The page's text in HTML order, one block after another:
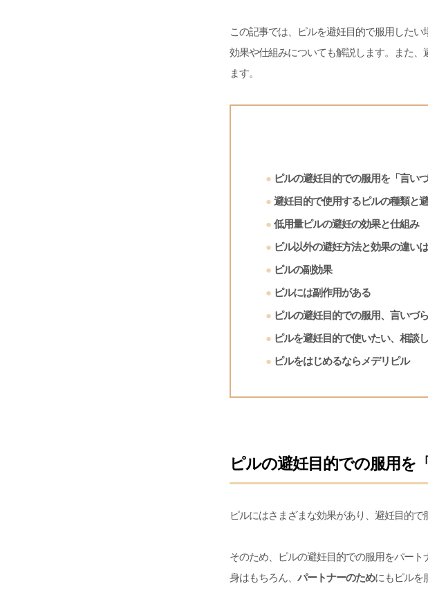
この記事では、ピルを避妊目的で服用した
効果や仕組みについても解説します。また
ます。
ピルの避妊目的での服用を「言い
避妊目的で使用するピルの種類と
低用量ピルの避妊の効果と仕組み
ピル以外の避妊方法と効果の違い
ピルの副効果
ピルには副作用がある
ピルの避妊目的での服用、言いづ
ピルを避妊目的で使いたい、相談
ピルをはじめるならメデリピル
ピルの避妊目的での服用
ピルにはさまざまな効果があり、避妊目的で
そのため、ピルの避妊目的での服用をパー
身はもちろん、 パートナーのためにもピルを